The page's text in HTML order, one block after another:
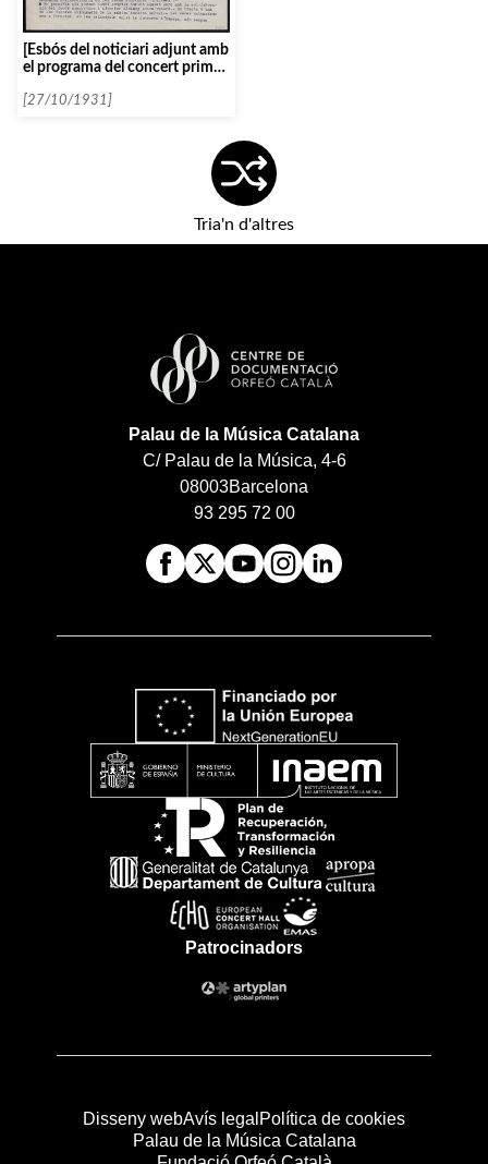
[Esbós del noticiari adjunt amb
el programa del concert primer
[27/10/1931]
Tria'n d'altres
Palau de la Música Catalana
C/ Palau de la Música, 4-6
08003Barcelona
93 295 72 00
Patrocinadors
Disseny webAvís legal Política de cookies
Palau de la Música Catalana